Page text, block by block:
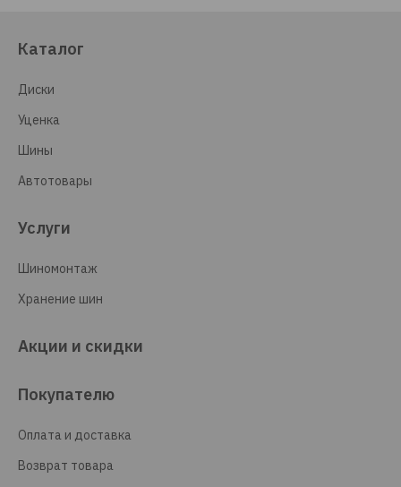
Каталог
Диски
Уценка
Шины
Автотовары
Услуги
Шиномонтаж
Хранение шин
Акции и скидки
Покупателю
Оплата и доставка
Возврат товара